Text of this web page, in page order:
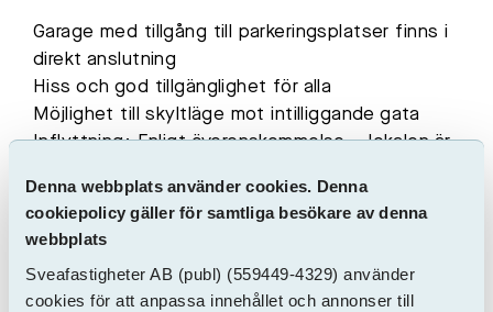
Denna webbplats använder cookies. Denna
cookiepolicy gäller för samtliga besökare av denna
webbplats
Sveafastigheter AB (publ) (559449-4329) använder
cookies för att anpassa innehållet och annonser till
Garage med tillgång till parkeringsplatser finns i
direkt anslutning
Hiss och god tillgänglighet för alla
Möjlighet till skyltläge mot intilliggande gata
Inflyttning: Enligt överenskommelse – lokalen är
genomförda.
Vill du veta mer eller boka en visning? Tveka inte
att höra av dig – vi berättar gärna mer om
möjligheterna i denna spännande lokal!